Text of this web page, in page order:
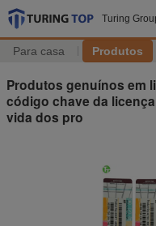
Turing
Para casa Produtos
Produtos genuínos em
código chave da
vida dos pro